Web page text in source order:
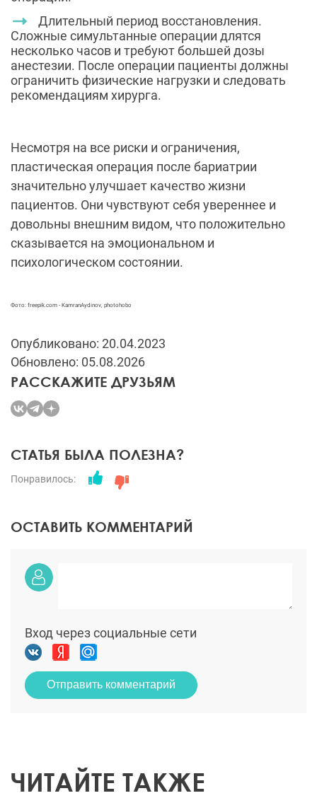
Длительный период восстановления.
Сложные симультанные операции длятся
несколько часов и требуют большей дозы
анестезии. После операции пациенты должны
ограничить физические нагрузки и следовать
рекомендациям хирурга.
Несмотря на все риски и ограничения,
пластическая операция после бариатрии
значительно улучшает качество жизни
пациентов. Они чувствуют себя увереннее и
довольны внешним видом, что положительно
сказывается на эмоциональном и
психологическом состоянии.
Фото: freepik.com - KamranAydinov, photohobo
Опубликовано: 20.04.2023
Обновлено: 05.08.2026
РАССКАЖИТЕ ДРУЗЬЯМ
СТАТЬЯ БЫЛА ПОЛЕЗНА?
Понравилось:
ОСТАВИТЬ КОММЕНТАРИЙ
Вход через социальные сети
Отправить комментарий
ЧИТАЙТЕ ТАКЖЕ